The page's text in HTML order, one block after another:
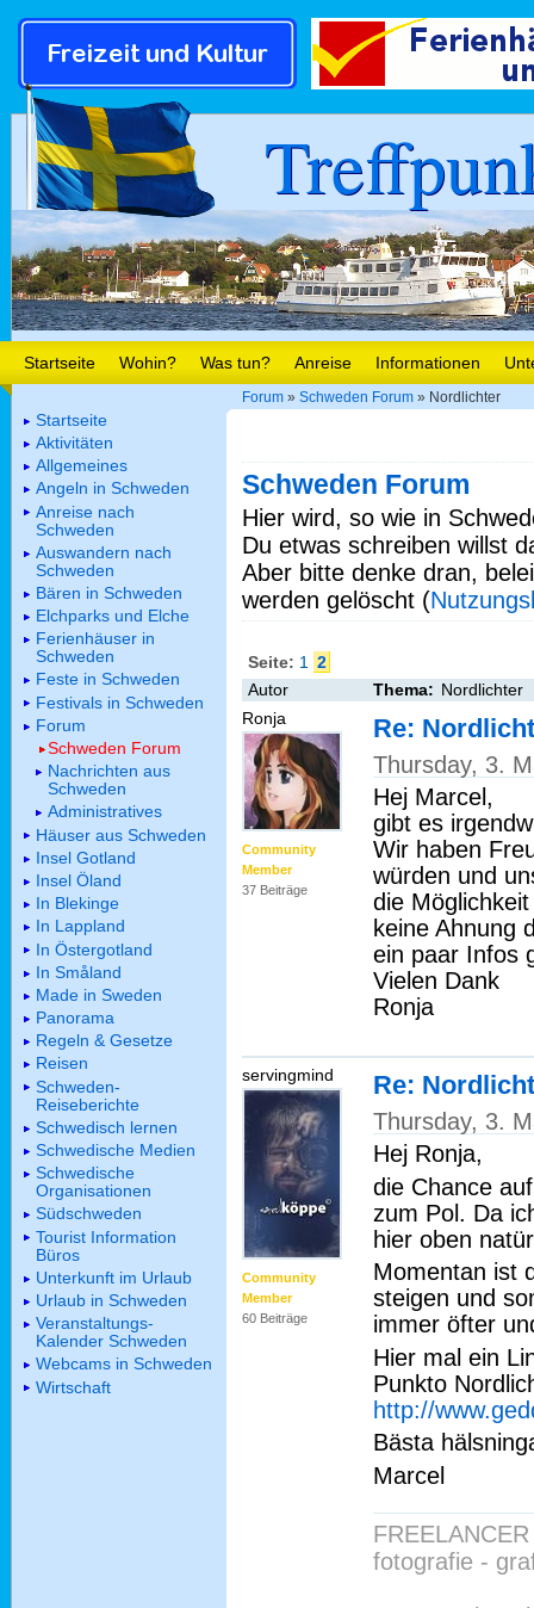
Startseite Wohin? Was tun? Anreise Informationen
Forum » Schweden Forum » Nordlichter
Schweden Forum
Hier wird, so wie in
Du etwas schreiben willst
Aber bitte denke dran,
werden gelöscht (
Seite: 1 2
Autor
Thema: Nordlichter
Ronja
Community
Member
37 Beiträge
Re:
Thursday, 3.
Hej Marcel,
gibt es
Wir haben
würden und
die
keine Ahnung
ein paar Infos
Vielen Dank
Ronja
servingmind
Community
Member
60 Beiträge
Re:
Thursday, 3.
Hej Ronja,
die Chance
zum Pol. Da
hier oben
Momentan ist
steigen und
immer öfter
Hier mal ein
Punkto
http://
Bästa
Marcel
fotografie -
Startseite
Aktivitäten
Allgemeines
Angeln in Schweden
Anreise nach
Schweden
Auswandern nach
Schweden
Bären in Schweden
Elchparks und Elche
Ferienhäuser in
Schweden
Feste in Schweden
Festivals in Schweden
Forum
Schweden Forum
Nachrichten aus
Schweden
Administratives
Häuser aus Schweden
Insel Gotland
Insel Öland
In Blekinge
In Lappland
In Östergotland
In Småland
Made in Sweden
Panorama
Regeln & Gesetze
Reisen
Schweden-
Reiseberichte
Schwedisch lernen
Schwedische Medien
Schwedische
Organisationen
Südschweden
Tourist Information
Büros
Unterkunft im Urlaub
Urlaub in Schweden
Veranstaltungs-
Kalender Schweden
Webcams in Schweden
Wirtschaft